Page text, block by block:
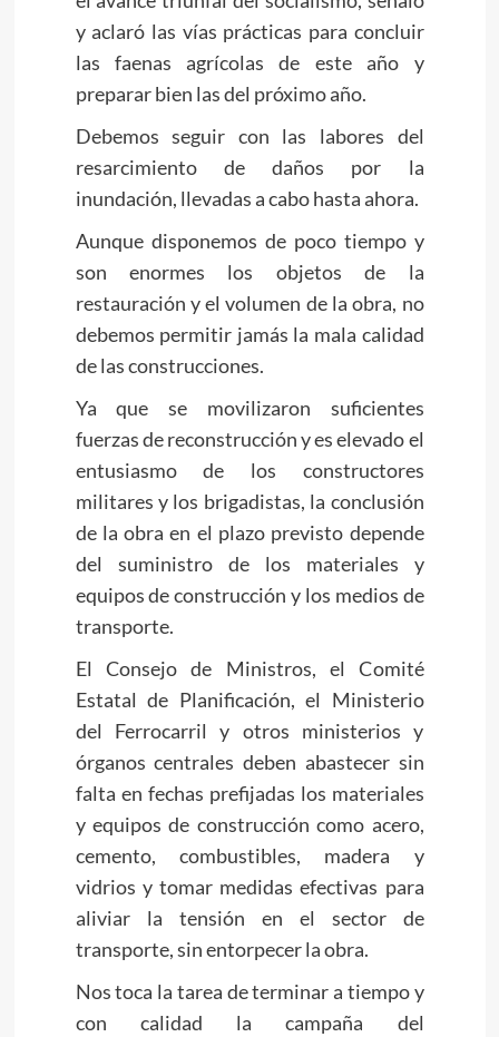
y aclaró las vías prácticas para concluir
las faenas agrícolas de este año y
preparar bien las del próximo año.
Debemos seguir con las labores del
resarcimiento de daños por la
inundación, llevadas a cabo hasta ahora.
Aunque disponemos de poco tiempo y
son enormes los objetos de la
restauración y el volumen de la obra, no
debemos permitir jamás la mala calidad
de las construcciones.
Ya que se movilizaron suficientes
fuerzas de reconstrucción y es elevado el
entusiasmo de los constructores
militares y los brigadistas, la conclusión
de la obra en el plazo previsto depende
del suministro de los materiales y
equipos de construcción y los medios de
transporte.
El Consejo de Ministros, el Comité
Estatal de Planificación, el Ministerio
del Ferrocarril y otros ministerios y
órganos centrales deben abastecer sin
falta en fechas prefijadas los materiales
y equipos de construcción como acero,
cemento, combustibles, madera y
vidrios y tomar medidas efectivas para
aliviar la tensión en el sector de
transporte, sin entorpecer la obra.
Nos toca la tarea de terminar a tiempo y
con calidad la campaña del